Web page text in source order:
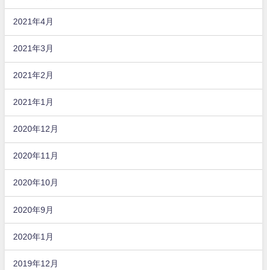
2021年4月
2021年3月
2021年2月
2021年1月
2020年12月
2020年11月
2020年10月
2020年9月
2020年1月
2019年12月